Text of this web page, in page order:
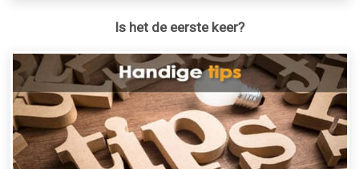
Is het de eerste keer?